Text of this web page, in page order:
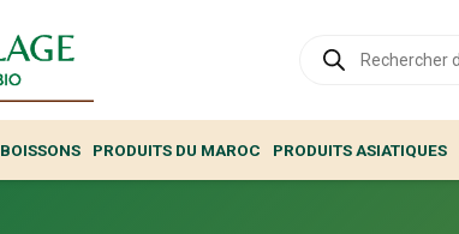
produits
BOISSONS PRODUITS DU MAROC PRODUITS ASIATIQUES